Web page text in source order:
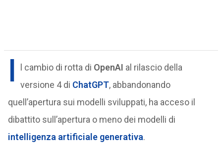
I l cambio di rotta di OpenAI al rilascio della
versione 4 di ChatGPT, abbandonando
quell’apertura sui modelli sviluppati, ha acceso il
dibattito sull’apertura o meno dei modelli di
intelligenza artificiale generativa.